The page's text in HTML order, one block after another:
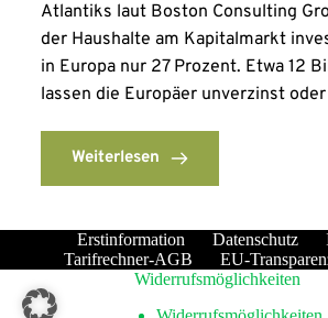
Atlantiks laut Boston Consulting
der Haushalte am Kapitalmarkt
in Europa nur 27 Prozent. Etwa 12
lassen die Europäer unverzinst
Weiterlesen
Erstinformation Datenschutz
Tarifrechner-AGB
EU-
Widerrufsmöglichkeiten